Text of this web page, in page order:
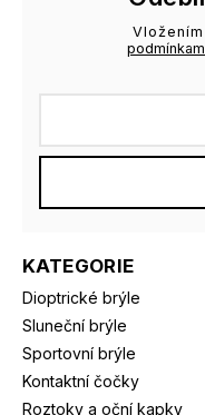
KATEGORIE
Dioptrické brýle
Sluneční brýle
Sportovní brýle
Kontaktní čočky
Roztoky a oční kapky